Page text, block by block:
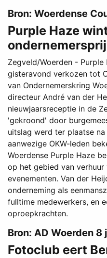
Bron: Woerdense
Purple Haze
Zegveld/Woerden - Purple
gisteravond verkozen tot
van Ondernemerskring
directeur André van der
nieuwjaarsreceptie in de
'gekroond' door
uitslag werd ter plaatse
aanwezige OKW-leden
Woerdense Purple Haze
op het gebied van
evenementen. Van der
onderneming als
fulltime medewerkers, en
oproepkrachten.
Bron: AD Woerden 8
Fotoclub eert